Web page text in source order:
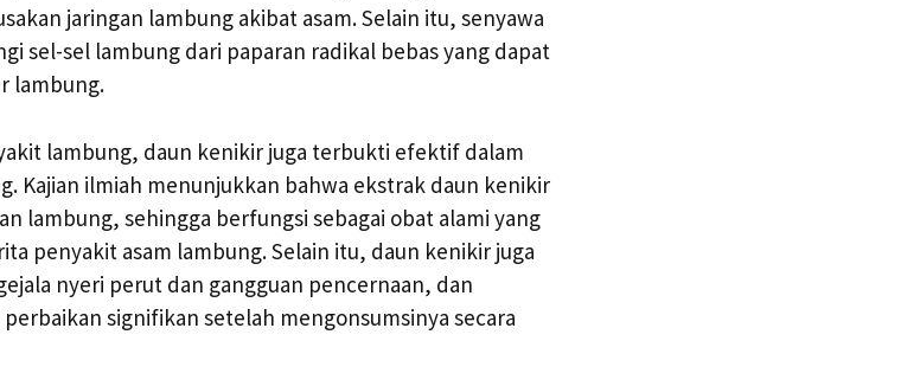
jaringan lambung akibat asam. Selain itu, senyawa
sel-sel lambung dari paparan radikal bebas yang dapat
lambung.
lambung, daun kenikir juga terbukti efektif dalam
Kajian ilmiah menunjukkan bahwa ekstrak daun kenikir
lambung, sehingga berfungsi sebagai obat alami yang
penyakit asam lambung. Selain itu, daun kenikir juga
nyeri perut dan gangguan pencernaan, dan
signifikan setelah mengonsumsinya secara